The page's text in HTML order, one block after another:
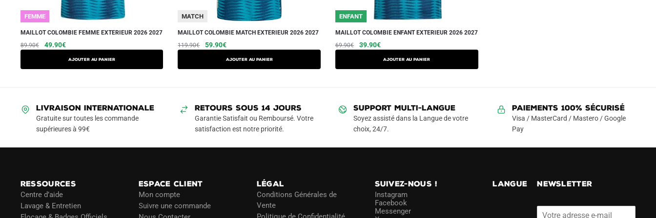
FEMME
MAILLOT COLOMBIE FEMME EXTERIEUR 2026 2027
89.90€
Le
49.90€Le
AJOUTER AU PANIER
Ce
produit
a
Les
options
peuvent
du
produit
MATCH
MAILLOT COLOMBIE MATCH EXTERIEUR 2026 2027
119.90€
Le
59.90€Le
AJOUTER AU PANIER
Ce
produit
a
Les
options
peuvent
ENFANT
MAILLOT COLOMBIE ENFANT EXTERIEUR 2026 2027
69.90€
Le
39.90€Le
AJOUTER AU PANIER
Ce
produit
a
Les
options
peuvent
page
du
produit
LIVRAISON INTERNATIONALE
Gratuite sur toutes les commande
supérieures à 99€
RETOURS SOUS 14 JOURS
Garantie Satisfait ou Remboursé. Votre
satisfaction est notre priorité.
SUPPORT MULTI-LANGUE
Soyez assisté dans la Langue de votre
choix, 24/7.
Paiements 100% Sécurisé
Visa / MasterCard / Mastero / Google
Pay
RESSOURCES
Centre d’aide
Lavage & Entretien
ESPACE CLIENT
Mon compte
Suivre une commande
LÉGAL
Conditions Générales de
Vente
SUIVEZ-NOUS !
Instagram
Facebook
Messenger
LANGUE NEWSLETTER